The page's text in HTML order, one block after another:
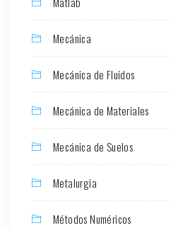
Mecánica
Mecánica de Fluidos
Mecánica de Materiales
Mecánica de Suelos
Metalurgia
Métodos Numéricos